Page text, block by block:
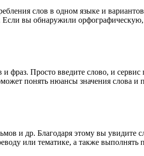
слов в одном языке и
Если вы обнаружили
фраз. Просто введите слово, и сервис
понять нюансы значения слова и
и др. Благодаря этому вы увидите
или тематике, а также выполнять